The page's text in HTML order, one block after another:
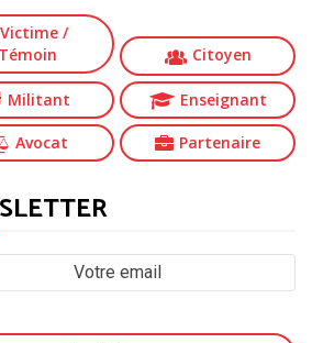
Victime/
Témoin
Citoyen
Militant Enseignant
Avocat Partenaire